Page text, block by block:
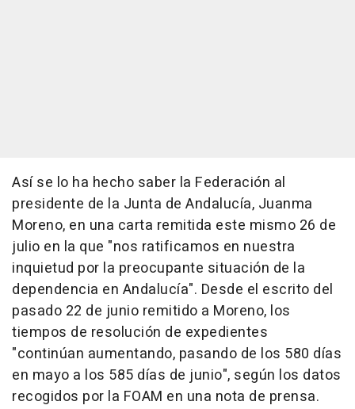
Así se lo ha hecho saber la Federación al
presidente de la Junta de Andalucía, Juanma
Moreno, en una carta remitida este mismo 26 de
julio en la que "nos ratificamos en nuestra
inquietud por la preocupante situación de la
dependencia en Andalucía". Desde el escrito del
pasado 22 de junio remitido a Moreno, los
tiempos de resolución de expedientes
"continúan aumentando, pasando de los 580 días
en mayo a los 585 días de junio", según los datos
recogidos por la FOAM en una nota de prensa.